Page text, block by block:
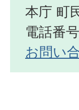
本庁 町
電話番
お問い